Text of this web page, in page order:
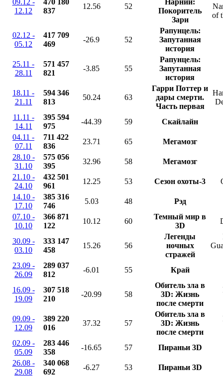
09.12 -
12.12
470 180
837
12.56 52
Нарнии:
Покоритель
Зари
of
02.12 -
05.12
417 709
469
-26.9 52
Рапунцель:
Запутанная
история
25.11 -
28.11
571 457
821
-3.85 55
Рапунцель:
Запутанная
история
18.11 -
21.11
594 346
813
50.24 63
Гарри Поттер и
дары смерти.
Часть первая
11.11 -
14.11
395 594
975
-44.39 59
Скайлайн
04.11 -
07.11
711 422
836
23.71 65
Мегамозг
28.10 -
31.10
575 056
395
32.96 58
Мегамозг
21.10 -
24.10
432 501
961
12.25 53 Сезон охоты-3
14.10 -
17.10
385 316
746
5.03 48
Рэд
07.10 -
10.10
366 871
122
10.12 60
Темный мир в
3D
30.09 -
03.10
333 147
458
15.26 56
Легенды
ночных
стражей
23.09 -
26.09
289 037
812
-6.01 55 Край
16.09 -
19.09
307 518
210
-20.99 58
Обитель зла в
3D: Жизнь
после смерти
09.09 -
12.09
389 220
016
37.32 57
Обитель зла в
3D: Жизнь
после смерти
02.09 -
05.09
283 446
358
-16.65 57
Пираньи 3D
26.08 -
29.08
340 068
692
-6.27 53
Пираньи 3D